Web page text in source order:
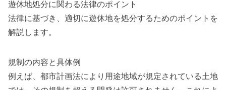
遊休地処分に関わる法律のポイント
法律に基づき、適切に遊休地を処分するためのポイントを
解説します。
規制の内容と具体例
例えば、都市計画法により用途地域が規定されている土地